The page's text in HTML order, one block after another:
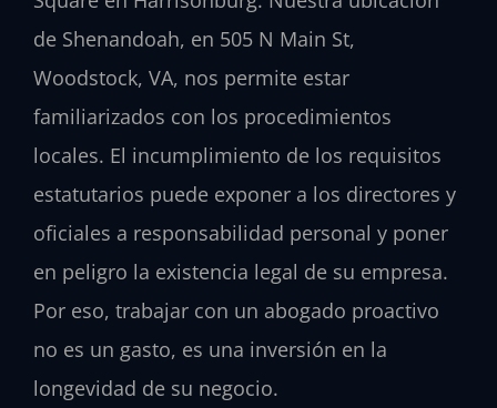
de Shenandoah, en 505 N Main St,
Woodstock, VA, nos permite estar
familiarizados con los procedimientos
locales. El incumplimiento de los requisitos
estatutarios puede exponer a los directores y
oficiales a responsabilidad personal y poner
en peligro la existencia legal de su empresa.
Por eso, trabajar con un abogado proactivo
no es un gasto, es una inversión en la
longevidad de su negocio.